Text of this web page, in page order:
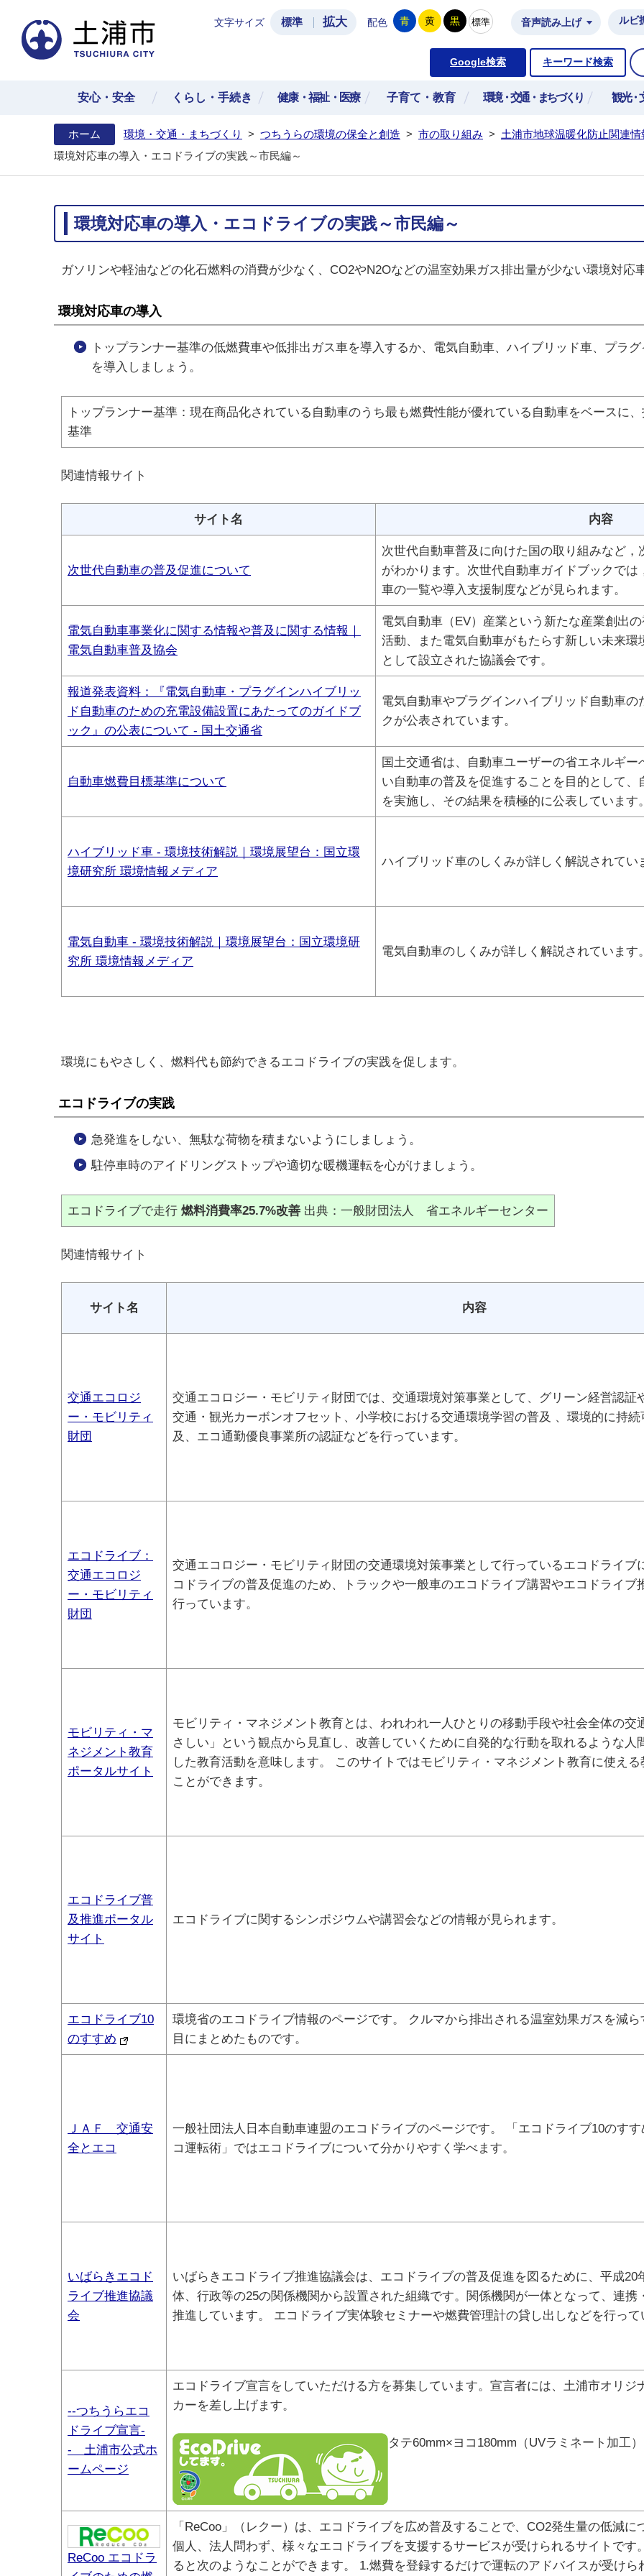
土浦市公式ホームページ
文字サイズ 標準 拡大 配色 青 黄 黒 標準 音声読み上げ ルビ
Google検索 キーワード検索
安心・安全 くらし・手続き 健康・福祉・医療 子育て・教育 環境・交通・まちづくり 観光・
ホーム 環境・交通・まちづくり > つちうらの環境の保全と創造 > 市の取り組み >
土浦市地球温暖化防止関連情
環境対応車の導入・エコドライブの実践～市民編～
環境対応車の導入・エコドライブの実践～市民編～
ガソリンや軽油などの化石燃料の消費が少なく、CO2やN2Oなどの温室効果ガス排出量が少ない環境対応
環境対応車の導入
トップランナー基準の低燃費車や低排出ガス車を導入するか、電気自動車、ハイブリッド車、プラ
を導入しましょう。
トップランナー基準：現在商品化されている自動車のうち最も燃費性能が優れている自動車をベースに
基準
関連情報サイト
サイト名 内容
次世代自動車の普及促進について
次世代自動車普及に向けた国の取り組みなど
がわかります。次世代自動車ガイドブックで
車の一覧や導入支援制度などが見られます。
電気自動車事業化に関する情報や普及に関する情報｜
電気自動車普及協会
電気自動車（EV）産業という新たな産業創出
活動、また電気自動車がもたらす新しい未来
として設立された協議会です。
報道発表資料：『電気自動車・プラグインハイブリッ
ド自動車のための充電設備設置にあたってのガイドブ
ック』の公表について - 国土交通省
電気自動車やプラグインハイブリッド自動車
クが公表されています。
自動車燃費目標基準について
国土交通省は、自動車ユーザーの省エネルギ
い自動車の普及を促進することを目的として
を実施し、その結果を積極的に公表しています
ハイブリッド車 - 環境技術解説｜環境展望台：国立環
境研究所 環境情報メディア
ハイブリッド車のしくみが詳しく解説されてい
電気自動車 - 環境技術解説｜環境展望台：国立環境研
究所 環境情報メディア
電気自動車のしくみが詳しく解説されています
環境にもやさしく、燃料代も節約できるエコドライブの実践を促します。
エコドライブの実践
急発進をしない、無駄な荷物を積まないようにしましょう。
駐停車時のアイドリングストップや適切な暖機運転を心がけましょう。
エコドライブで走行 燃料消費率25.7%改善 出典：一般財団法人 省エネルギーセンター
関連情報サイト
サイト名 内容
交通エコロジ
ー・モビリティ
財団
交通エコロジー・モビリティ財団では、交通環境対策事業として、グリーン経営認証
交通・観光カーボンオフセット、小学校における交通環境学習の普及 、環境的に持
及、エコ通勤優良事業所の認証などを行っています。
エコドライブ：
交通エコロジ
ー・モビリティ
財団
交通エコロジー・モビリティ財団の交通環境対策事業として行っているエコドライブ
コドライブの普及促進のため、トラックや一般車のエコドライブ講習やエコドライブ
行っています。
モビリティ・マ
ネジメント教育
ポータルサイト
モビリティ・マネジメント教育とは、われわれ一人ひとりの移動手段や社会全体の交
さしい」という観点から見直し、改善していくために自発的な行動を取れるような人
した教育活動を意味します。 このサイトではモビリティ・マネジメント教育に使え
ことができます。
エコドライブ普
及推進ポータル
サイト
エコドライブに関するシンポジウムや講習会などの情報が見られます。
エコドライブ10
のすすめ
環境省のエコドライブ情報のページです。 クルマから排出される温室効果ガスを減
目にまとめたものです。
ＪＡＦ 交通安
全とエコ
一般社団法人日本自動車連盟のエコドライブのページです。 「エコドライブ10のす
コ運転術」ではエコドライブについて分かりやすく学べます。
いばらきエコド
ライブ推進協議
会
いばらきエコドライブ推進協議会は、エコドライブの普及促進を図るために、平成20
体、行政等の25の関係機関から設置された組織です。関係機関が一体となって、連携
推進しています。 エコドライブ実体験セミナーや燃費管理計の貸し出しなどを行って
--つちうらエコ
ドライブ宣言-
- 土浦市公式ホ
ームページ
エコドライブ宣言をしていただける方を募集しています。宣言者には、土浦市オリジ
カーを差し上げます。
タテ60mm×ヨコ180mm（UVラミネート加工）
ReCoo エコドラ
「ReCoo」（レクー）は、エコドライブを広め普及することで、CO2発生量の低減
個人、法人問わず、様々なエコドライブを支援するサービスが受けられるサイトです
ると次のようなことができます。 1.燃費を登録するだけで運転のアドバイスが受け